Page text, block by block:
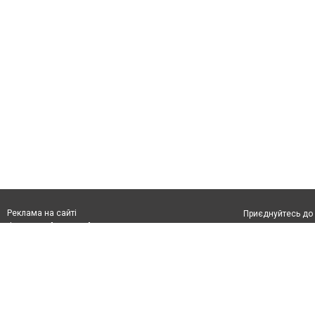
Реклама на сайті
Франшиза "CitySites"
Приєднуйтесь до